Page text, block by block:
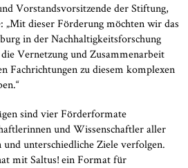
Vorstandsvorsitzende der Stiftung,
„Mit dieser Förderung möchten wir das
in der Nachhaltigkeitsforschung
Vernetzung und Zusammenarbeit
Fachrichtungen zu diesem komplexen
sind vier Förderformate
und Wissenschaftler aller
unterschiedliche Ziele verfolgen.
mit Saltus!ein Format für